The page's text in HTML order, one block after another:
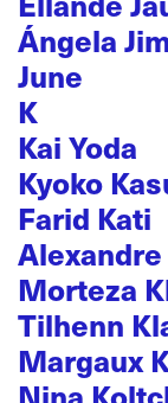
Ángela
June
K
Kai Yoda
Kyoko
Farid Kati
Morteza
Tilhenn
Margaux